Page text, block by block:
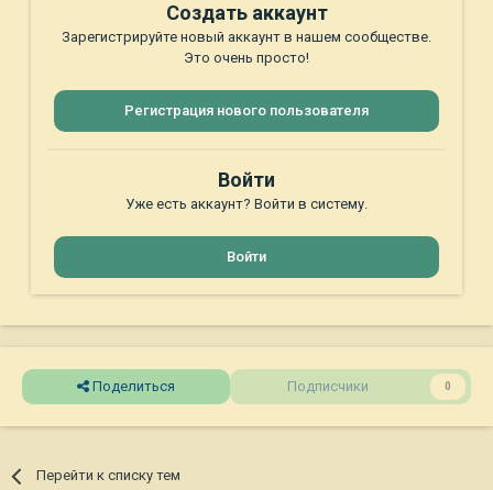
Создать аккаунт
Зарегистрируйте новый аккаунт в нашем сообществе.
Это очень просто!
Регистрация нового пользователя
Войти
Уже есть аккаунт? Войти в систему.
Войти
Поделиться Подписчики 0
Перейти к списку тем